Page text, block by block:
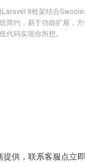
9框架结合
简约，易于功能扩展，
代码实现你所想。
供，联系客服点立即